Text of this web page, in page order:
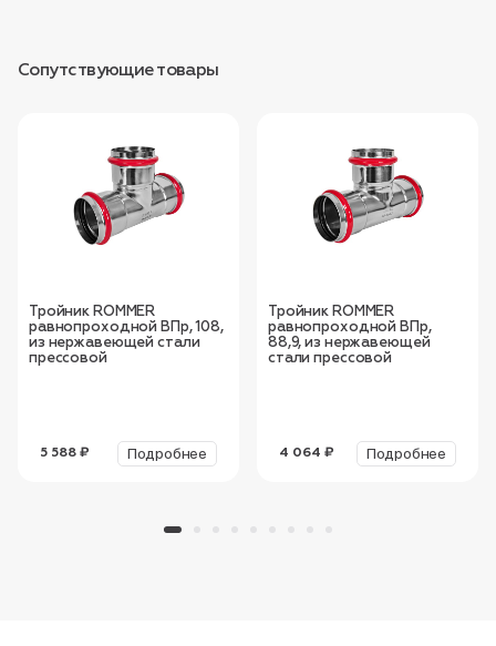
Сопутствующие товары
Тройник ROMMER
равнопроходной ВПр, 108,
из нержавеющей стали
прессовой
5 588 ₽ Подробнее
Тройник ROMMER
равнопроходной ВПр,
88,9, из нержавеющей
стали прессовой
4 064 ₽ Подробнее